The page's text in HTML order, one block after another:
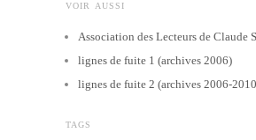
VOIR AUSSI
Association des Lecteurs de Claude
lignes de fuite 1 (archives 2006)
lignes de fuite 2 (archives 2006-
TAGS